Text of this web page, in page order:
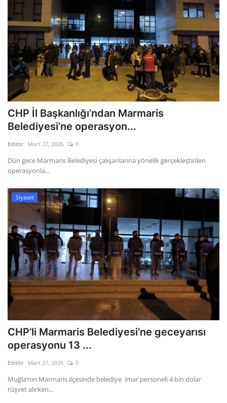
CHP İl Başkanlığı’ndan Marmaris
Belediyesi’ne operasyon...
Editör Mart 27, 2026 0
​Dün gece Marmaris Belediyesi çalışanlarına yönelik gerçekleştirilen
operasyonla...
Siyaset
CHP’li Marmaris Belediyesi’ne geceyarısı
operasyonu 13 ...
Editör Mart 27, 2026 0
Muğla’nın Marmaris ilçesinde belediye imar personeli 4 bin dolar
rüşvet alırken...